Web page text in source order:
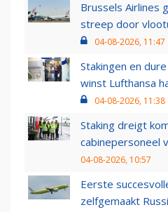
Brussels Airlines
streep door
04-08-2026, 11:47
Stakingen en
winst Lufthansa
04-08-2026, 11:38
Staking dreigt
cabinepersoneel
04-08-2026, 10:57
Eerste
zelfgemaakt